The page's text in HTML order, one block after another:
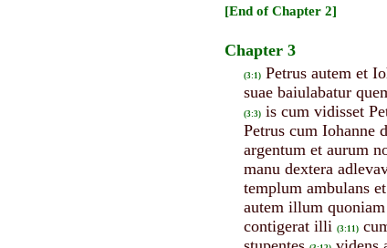
[End of Chapter 2]
Chapter 3
(3:1) Petrus autem et
suae baiulabatur
(3:3) is cum vidisset
Petrus cum Iohanne
argentum et aurum
manu dextera
templum ambulans
autem illum
contigerat illi (3:11)